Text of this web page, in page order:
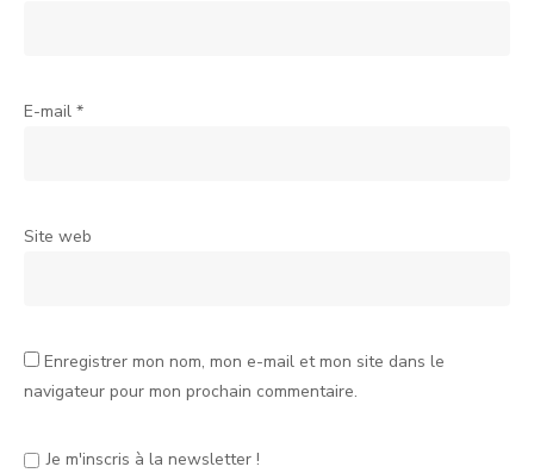
E-mail *
Site web
Enregistrer mon nom, mon e-mail et mon site dans le
navigateur pour mon prochain commentaire.
Je m'inscris à la newsletter !